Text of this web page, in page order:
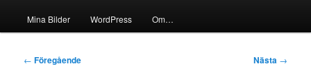
Mina Bilder WordPress Om…
Inläggsnavigering
← Föregående Nästa →